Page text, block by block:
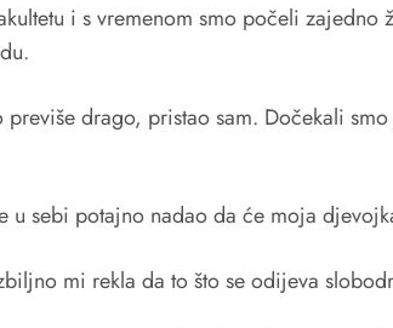
i s vremenom smo počeli
drago, pristao sam. Dočekali
u sebi potajno nadao da će moja
mi rekla da to što se odijeva